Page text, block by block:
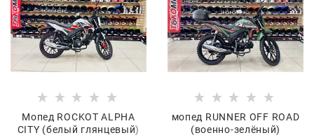
Мопед ROCKOT ALPHA
CITY (белый глянцевый)
мопед RUNNER OFF ROAD
(военно-зелёный)